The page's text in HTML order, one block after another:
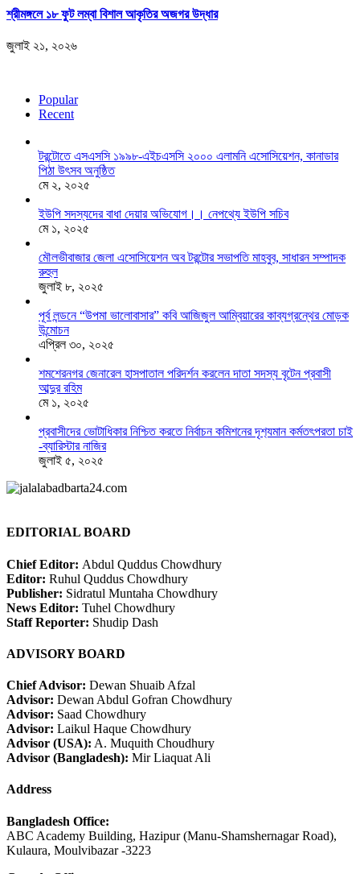
শ্রীমঙ্গলে ১৮ ফুট লম্বা বিশাল আকৃতির অজগর উদ্ধার
জুলাই ২১, ২০২৬
Popular
Recent
টরন্টোতে এসএসসি ১৯৯৮-এইচএসসি ২০০০ এলামনি এসোসিয়েশন, কানাডার
পিঠা উৎসব অনুষ্ঠিত
মে ২, ২০২৫
ইউপি সদস্যদের বাধা দেয়ার অভিযোগ।। নেপথ্যে ইউপি সচিব
মে ১, ২০২৫
মৌলভীবাজার জেলা এসোসিয়েশন অব টরন্টোর সভাপতি মাহবুব, সাধারন সম্পাদক
রুহুল
জুলাই ৮, ২০২৫
পূর্ব লন্ডনে “উপমা ভালোবাসার” কবি আজিজুল আম্বিয়ারের কাব্যগ্রন্থের মোড়ক
উন্মোচন
এপ্রিল ৩০, ২০২৫
শমশেরনগর জেনারেল হাসপাতাল পরিদর্শন করলেন দাতা সদস্য বৃটেন প্রবাসী
আব্দুর রহিম
মে ১, ২০২৫
প্রবাসীদের ভোটাধিকার নিশ্চিত করতে নির্বাচন কমিশনের দৃশ‍্যমান কর্মতৎপরতা চাই
-ব্যারিস্টার নাজির
জুলাই ৫, ২০২৫
EDITORIAL BOARD
Chief Editor: Abdul Quddus Chowdhury
Editor: Ruhul Quddus Chowdhury
Publisher: Sidratul Muntaha Chowdhury
News Editor: Tuhel Chowdhury
Staff Reporter: Shudip Dash
ADVISORY BOARD
Chief Advisor: Dewan Shuaib Afzal
Advisor: Dewan Abdul Gofran Chowdhury
Advisor: Saad Chowdhury
Advisor: Laikul Haque Chowdhury
Advisor (USA): A. Muquith Choudhury
Advisor (Bangladesh): Mir Liaquat Ali
Address
Bangladesh Office:
ABC Academy Building, Hazipur (Manu-Shamshernagar Road),
Kulaura, Moulvibazar -3223